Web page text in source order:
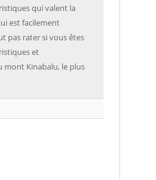
qui valent la
est facilement
pas rater si vous êtes
et
mont Kinabalu, le plus